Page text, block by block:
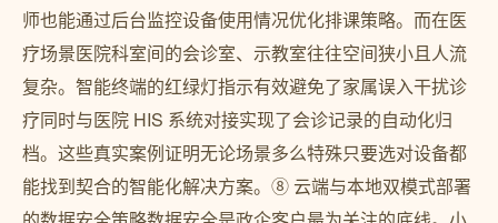
师也能通过后台监控设备使用情况优化排课策略。而在医
疗场景医院科室间的会诊室、示教室往往空间狭小且人流
复杂。智能终端的红绿灯指示有效避免了家属误入干扰诊
疗同时与医院 HIS 系统对接实现了会诊记录的自动化归
档。这些真实案例证明无论场景多么特殊只要选对设备都
能找到契合的智能化解决方案。⑧ 云端与本地双模式部署